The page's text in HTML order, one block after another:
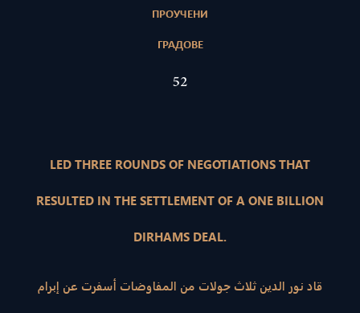
ПРОУЧЕНИ
ГРАДОВЕ
52
LED THREE ROUNDS OF NEGOTIATIONS THAT
RESULTED IN THE SETTLEMENT OF A ONE BILLION
DIRHAMS DEAL.
قاد نور الدين ثلاث جولات من المفاوضات أسفرت عن إبرام